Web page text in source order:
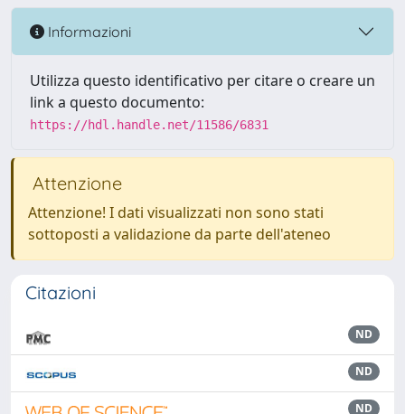
Informazioni
Utilizza questo identificativo per citare o creare un
link a questo documento:
https://hdl.handle.net/11586/6831
Attenzione
Attenzione! I dati visualizzati non sono stati
sottoposti a validazione da parte dell'ateneo
Citazioni
ND
ND
ND